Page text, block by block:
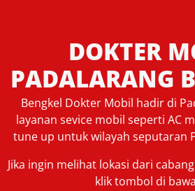
DOKTER
PADALARANG
Bengkel Dokter Mobil hadir di
layanan sevice mobil seperti AC
tune up untuk wilayah seputaran
Jika ingin melihat lokasi dari
klik tombol di